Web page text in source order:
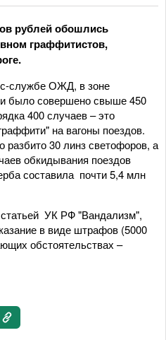
рублей обошлись
граффитистов,
службе ОЖД, в зоне
было совершено свыше 450
400 случаев – это
на вагоны поездов.
разбито 30 линз светофоров, а
обкидывания поездов
составила почти 5,4 млн
УК РФ "Вандализм",
в виде штрафов (5000
обстоятельствах –